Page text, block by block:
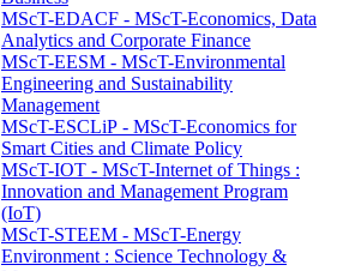
MScT-EDACF - MScT-Economics, Data
Analytics and Corporate Finance
MScT-EESM - MScT-Environmental
Engineering and Sustainability
Management
MScT-ESCLiP - MScT-Economics for
Smart Cities and Climate Policy
MScT-IOT - MScT-Internet of Things :
Innovation and Management Program
(IoT)
MScT-STEEM - MScT-Energy
Environment : Science Technology &